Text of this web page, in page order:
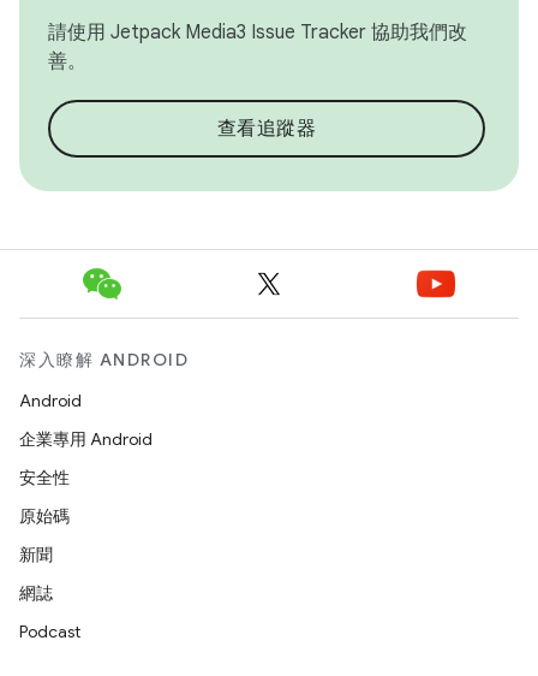
請使用 Jetpack Media3 Issue Tracker 協助我們改
善。
查看追蹤器
深入瞭解 ANDROID
Android
企業專用 Android
安全性
原始碼
新聞
網誌
Podcast